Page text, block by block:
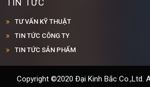
TIN TỨC
TƯ VẤN KỸ THUẬT
TIN TỨC CÔNG TY
TIN TỨC SẢN PHẨM
Copyright ©2020 Đại Kinh Bắc Co.,Ltd.